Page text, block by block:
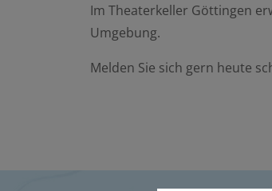
Im Theaterkeller Göttingen
Umgebung.
Melden Sie sich gern heute